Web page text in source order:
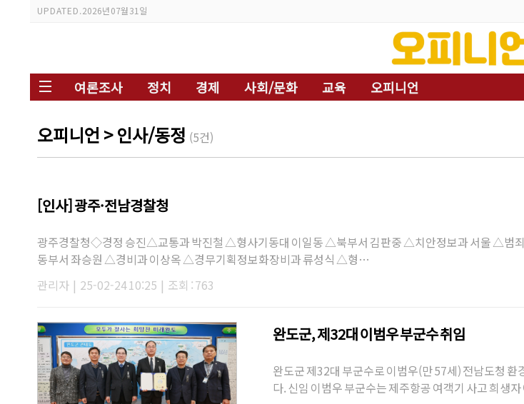
UPDATED.2026년 07월 31일
여론조사 정치 경제 사회/문화 교육 오피니언
오피니언 > 인사/동정 (5건)
[인사] 광주·전남경찰청
광주경찰청◇경정 승진△교통과 박진철 △형사기동대 이일동 △북부서 김판중 △치안정보과 서울 △범
동부서 좌승원 △경비과 이상옥 △경무기획정보화장비과 류성식 △형…
관리자 | 25-02-24 10:25 | 조회 : 763
완도군, 제32대 이범우 부군수 취임
완도군 제32대 부군수로 이범우(만 57세) 전남도청
다. 신임 이범우 부군수는 제주항공 여객기 사고 희생